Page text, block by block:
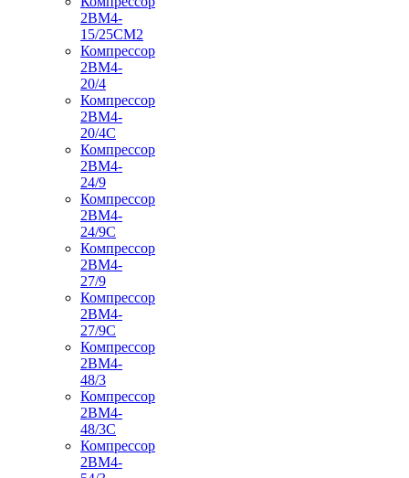
2ВМ4-
15/25СМ2
Компрессор
2ВМ4-
20/4
Компрессор
2ВМ4-
20/4С
Компрессор
2ВМ4-
24/9
Компрессор
2ВМ4-
24/9С
Компрессор
2ВМ4-
27/9
Компрессор
2ВМ4-
27/9С
Компрессор
2ВМ4-
48/3
Компрессор
2ВМ4-
48/3С
Компрессор
2ВМ4-